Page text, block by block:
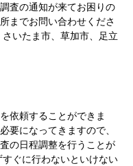
査の通知が来てお困りの
までお問い合わせくださ
さいたま市、草加市、足立
依頼することができま
要になってきますので、
の日程調整を行うことが
ぐに行わないといけない